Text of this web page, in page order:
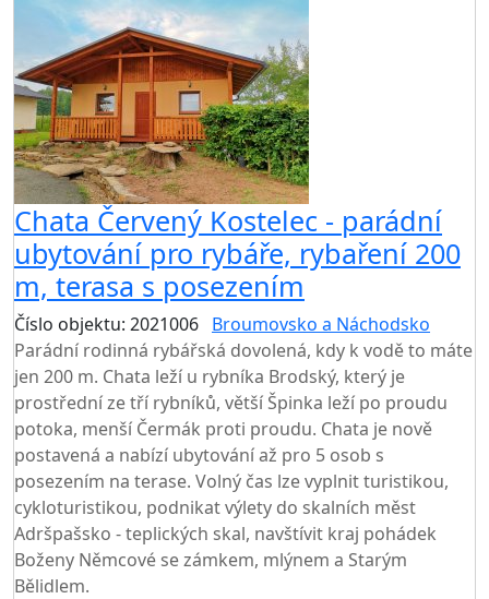
Chata Červený Kostelec - parádní
ubytování pro rybáře, rybaření 200
m, terasa s posezením
Číslo objektu: 2021006 Broumovsko a Náchodsko
Parádní rodinná rybářská dovolená, kdy k vodě to máte
jen 200 m. Chata leží u rybníka Brodský, který je
prostřední ze tří rybníků, větší Špinka leží po proudu
potoka, menší Čermák proti proudu. Chata je nově
postavená a nabízí ubytování až pro 5 osob s
posezením na terase. Volný čas lze vyplnit turistikou,
cykloturistikou, podnikat výlety do skalních měst
Adršpašsko - teplických skal, navštívit kraj pohádek
Boženy Němcové se zámkem, mlýnem a Starým
Bělidlem.